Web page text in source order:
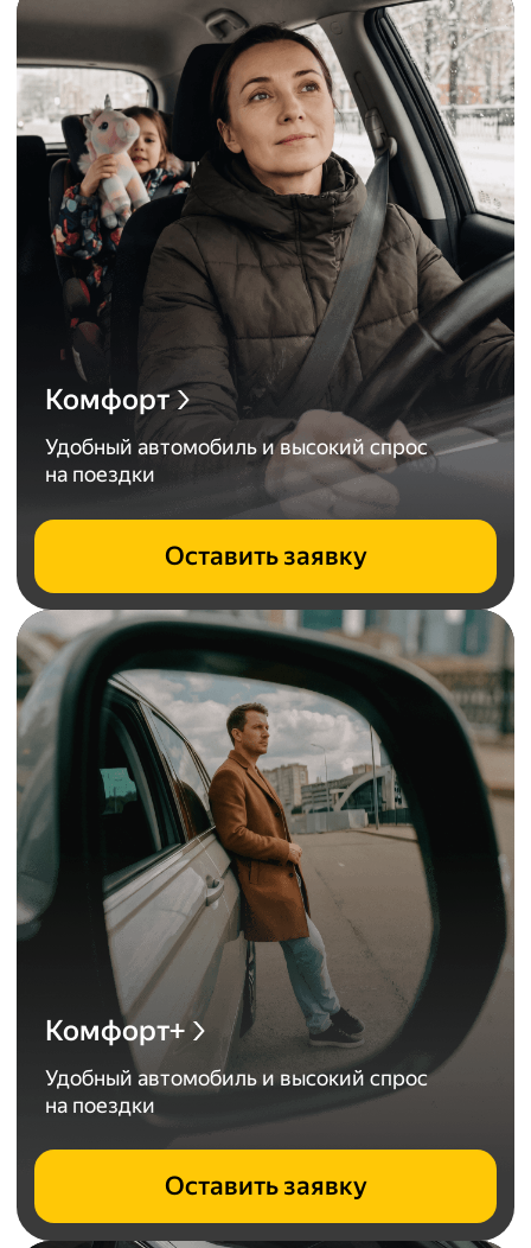
Комфорт
Удобный автомобиль и высокий спрос
на поездки
Оставить заявку
Комфорт+
Удобный автомобиль и высокий спрос
на поездки
Оставить заявку